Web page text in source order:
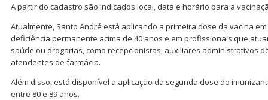
A partir do cadastro são indicados local, data e horário para a
Atualmente, Santo André está aplicando a primeira dose da vacina
deficiência permanente acima de 40 anos e em profissionais que
saúde ou drogarias, como recepcionistas, auxiliares administrativos
atendentes de farmácia.
Além disso, está disponível a aplicação da segunda dose do
entre 80 e 89 anos.